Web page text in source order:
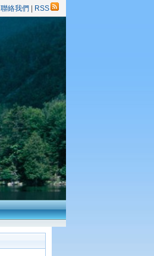
聯絡我們 RSS